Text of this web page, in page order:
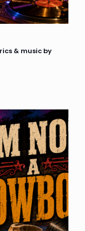
& music by